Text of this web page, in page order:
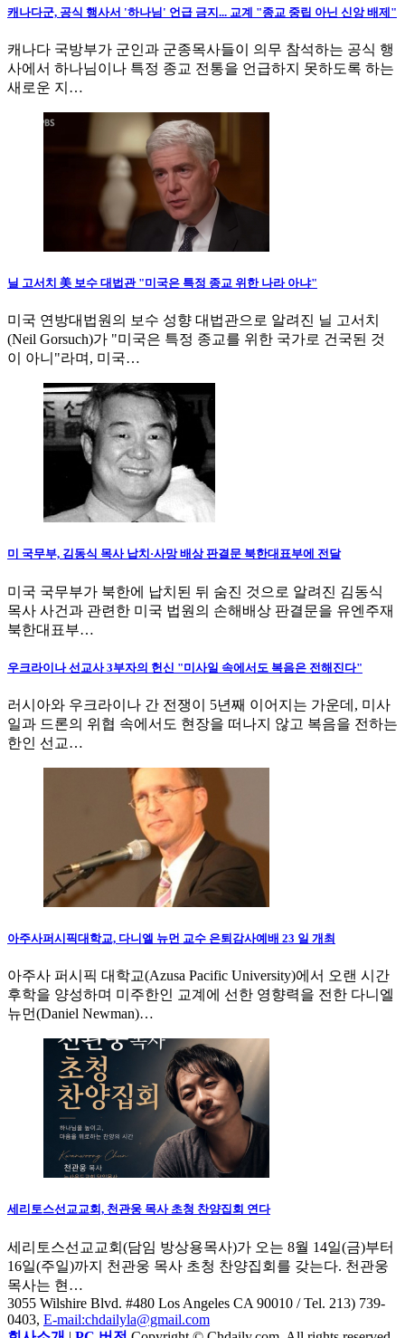
캐나다군, 공식 행사서 '하나님' 언급 금지... 교계 "종교 중립 아닌 신앙 배제"
캐나다 국방부가 군인과 군종목사들이 의무 참석하는 공식 행
사에서 하나님이나 특정 종교 전통을 언급하지 못하도록 하는
새로운 지…
닐 고서치 美 보수 대법관 "미국은 특정 종교 위한 나라 아냐"
미국 연방대법원의 보수 성향 대법관으로 알려진 닐 고서치
(Neil Gorsuch)가 "미국은 특정 종교를 위한 국가로 건국된 것
이 아니"라며, 미국…
미 국무부, 김동식 목사 납치·사망 배상 판결문 북한대표부에 전달
미국 국무부가 북한에 납치된 뒤 숨진 것으로 알려진 김동식
목사 사건과 관련한 미국 법원의 손해배상 판결문을 유엔주재
북한대표부…
우크라이나 선교사 3부자의 헌신 "미사일 속에서도 복음은 전해진다"
러시아와 우크라이나 간 전쟁이 5년째 이어지는 가운데, 미사
일과 드론의 위협 속에서도 현장을 떠나지 않고 복음을 전하는
한인 선교…
아주사퍼시픽대학교, 다니엘 뉴먼 교수 은퇴감사예배 23 일 개최
아주사 퍼시픽 대학교(Azusa Pacific University)에서 오랜 시간
후학을 양성하며 미주한인 교계에 선한 영향력을 전한 다니엘
뉴먼(Daniel Newman)…
세리토스선교교회, 천관웅 목사 초청 찬양집회 연다
세리토스선교교회(담임 방상용목사)가 오는 8월 14일(금)부터
16일(주일)까지 천관웅 목사 초청 찬양집회를 갖는다. 천관웅
목사는 현…
3055 Wilshire Blvd. #480 Los Angeles CA 90010 / Tel. 213) 739-
0403, E-mail:chdailyla@gmail.com